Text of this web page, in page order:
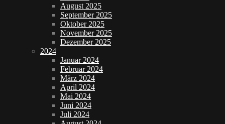
August 2025
September 2025
Oktober 2025
November 2025
Dezember 2025
2024
Januar 2024
Februar 2024
März 2024
April 2024
Mai 2024
Juni 2024
Juli 2024